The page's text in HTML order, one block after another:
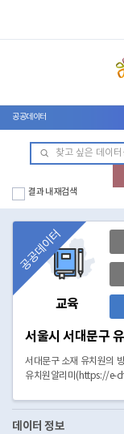
공공데이터
결과 내 재검색
교육
공공데이터
서울시 서대문구
서대문구 소재 유치원의
유치원알리미(https://e-
데이터 정보